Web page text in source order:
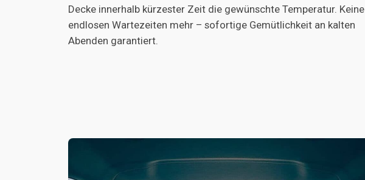
Decke innerhalb kürzester Zeit die gewünschte Temperatur. Keine
endlosen Wartezeiten mehr – sofortige Gemütlichkeit an kalten
Abenden garantiert.